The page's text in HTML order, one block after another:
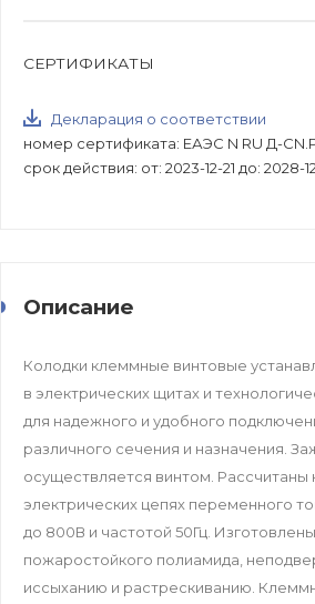
СЕРТИФИКАТЫ
Декларация о соответствии
номер сертификата: ЕАЭС N RU Д-
срок действия: от: 2023-12-21 до: 2028-
Описание
Колодки клеммные винтовые
в электрических щитах и
для надежного и удобного
различного сечения и назначения.
осуществляется винтом. Рассчитаны
электрических цепях переменного
до 800В и частотой 50Гц.
пожаростойкого полиамида,
иссыханию и растрескиванию.